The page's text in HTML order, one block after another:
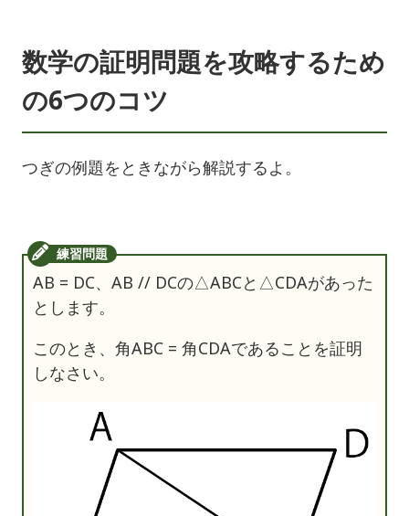
数学の証明問題を攻略するため
の6つのコツ
つぎの例題をときながら解説するよ。
AB = DC、AB // DCの△ABCと△CDAがあった
とします。
このとき、角ABC = 角CDAであることを証明
しなさい。